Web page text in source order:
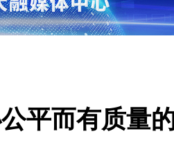
平而有质量